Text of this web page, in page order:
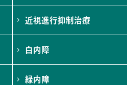
近視進行抑制治療
白内障
緑内障